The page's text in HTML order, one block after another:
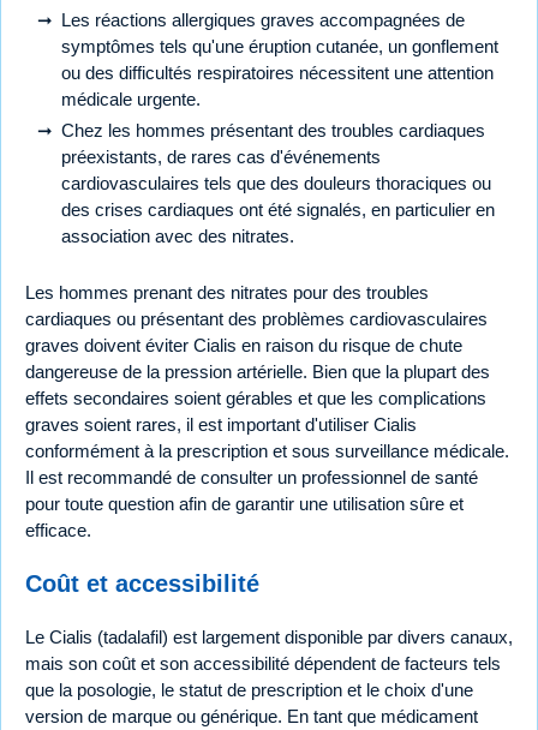
Les réactions allergiques graves accompagnées de
symptômes tels qu'une éruption cutanée, un gonflement
ou des difficultés respiratoires nécessitent une attention
médicale urgente.
Chez les hommes présentant des troubles cardiaques
préexistants, de rares cas d'événements
cardiovasculaires tels que des douleurs thoraciques ou
des crises cardiaques ont été signalés, en particulier en
association avec des nitrates.
Les hommes prenant des nitrates pour des troubles
cardiaques ou présentant des problèmes cardiovasculaires
graves doivent éviter Cialis en raison du risque de chute
dangereuse de la pression artérielle. Bien que la plupart des
effets secondaires soient gérables et que les complications
graves soient rares, il est important d'utiliser Cialis
conformément à la prescription et sous surveillance médicale.
Il est recommandé de consulter un professionnel de santé
pour toute question afin de garantir une utilisation sûre et
efficace.
Coût et accessibilité
Le Cialis (tadalafil) est largement disponible par divers canaux,
mais son coût et son accessibilité dépendent de facteurs tels
que la posologie, le statut de prescription et le choix d'une
version de marque ou générique. En tant que médicament